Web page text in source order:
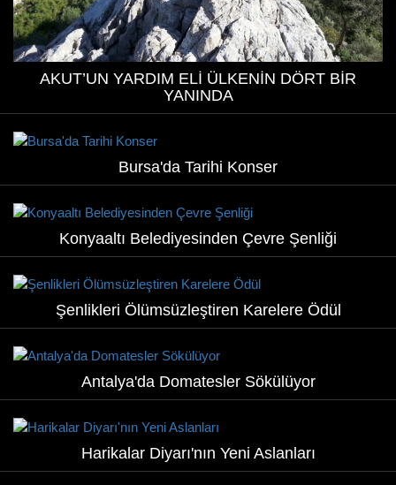
AKUT’UN YARDIM ELİ ÜLKENİN DÖRT BİR
YANINDA
Bursa'da Tarihi Konser
Konyaaltı Belediyesinden Çevre Şenliği
Şenlikleri Ölümsüzleştiren Karelere Ödül
Antalya'da Domatesler Sökülüyor
Harikalar Diyarı'nın Yeni Aslanları